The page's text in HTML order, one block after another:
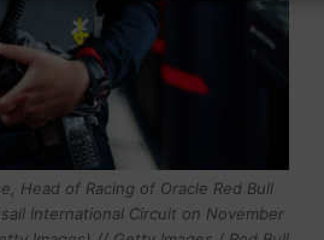
Head of Racing of Oracle Red Bull
International Circuit on November